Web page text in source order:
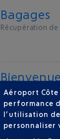
Bagages
Récupération
Hôtels de
Aéroport
performance
l’utilisation
personnaliser